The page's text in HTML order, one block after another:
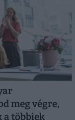
meg végre,
a többiek